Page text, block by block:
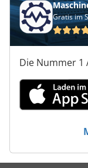
Gratis im
Die Nummer 1